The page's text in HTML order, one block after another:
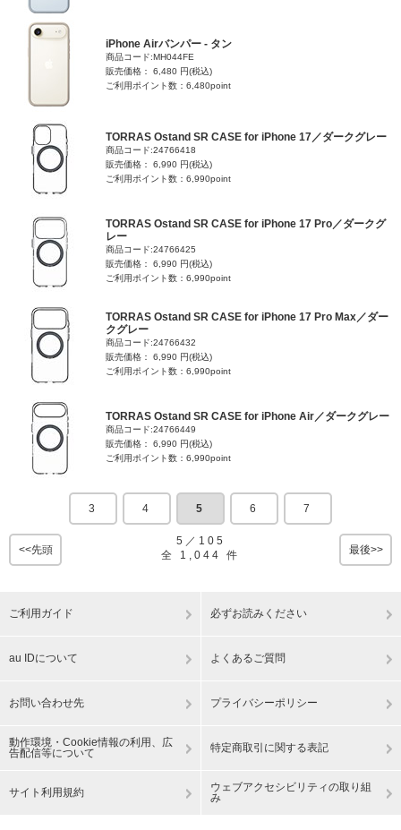
iPhone Airバンパー - タン
商品コード:MH044FE
販売価格： 6,480 円(税込)
ご利用ポイント数：6,480point
TORRAS Ostand SR CASE for iPhone 17／ダークグレー
商品コード:24766418
販売価格： 6,990 円(税込)
ご利用ポイント数：6,990point
TORRAS Ostand SR CASE for iPhone 17 Pro／ダークグ
レー
商品コード:24766425
販売価格： 6,990 円(税込)
ご利用ポイント数：6,990point
TORRAS Ostand SR CASE for iPhone 17 Pro Max／ダー
クグレー
商品コード:24766432
販売価格： 6,990 円(税込)
ご利用ポイント数：6,990point
TORRAS Ostand SR CASE for iPhone Air／ダークグレー
商品コード:24766449
販売価格： 6,990 円(税込)
ご利用ポイント数：6,990point
3 4 5 6 7
<<先頭 最後>>
5 ／ 105
全 1,044 件
ご利用ガイド 必ずお読みください
au IDについて よくあるご質問
お問い合わせ先 プライバシーポリシー
動作環境・Cookie情報の利用、広
告配信等について
特定商取引に関する表記
サイト利用規約
ウェブアクセシビリティの取り組
み